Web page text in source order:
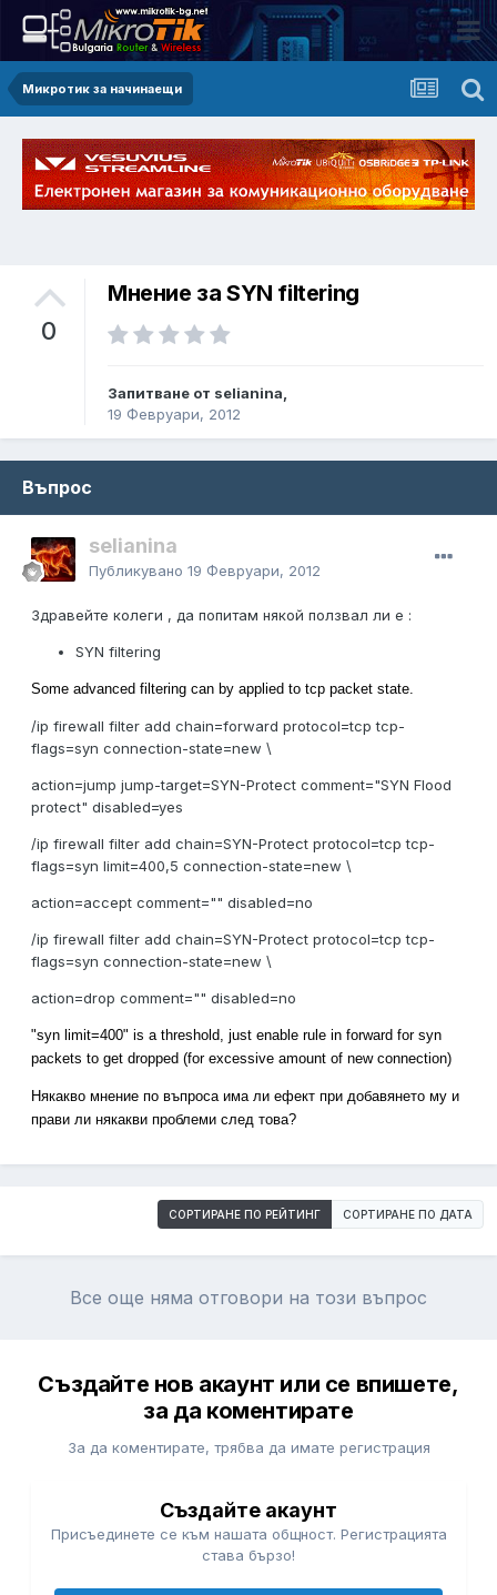
Микротик за начинаещи
0
Мнение за SYN filtering
Запитване от selianina,
19 Февруари, 2012
Въпрос
selianina
Публикувано 19 Февруари, 2012
Здравейте колеги , да попитам някой ползвал ли е :
SYN filtering
Some advanced filtering can by applied to tcp packet state.
/ip firewall filter add chain=forward protocol=tcp tcp-
flags=syn connection-state=new \
action=jump jump-target=SYN-Protect comment="SYN Flood
protect" disabled=yes
/ip firewall filter add chain=SYN-Protect protocol=tcp tcp-
flags=syn limit=400,5 connection-state=new \
action=accept comment="" disabled=no
/ip firewall filter add chain=SYN-Protect protocol=tcp tcp-
flags=syn connection-state=new \
action=drop comment="" disabled=no
"syn limit=400" is a threshold, just enable rule in forward for syn
packets to get dropped (for excessive amount of new connection)
Някакво мнение по въпроса има ли ефект при добавянето му и
прави ли някакви проблеми след това?
СОРТИРАНЕ ПО РЕЙТИНГ СОРТИРАНЕ ПО ДАТА
Все още няма отговори на този въпрос
Създайте нов акаунт или се впишете,
за да коментирате
За да коментирате, трябва да имате регистрация
Създайте акаунт
Присъединете се към нашата общност. Регистрацията
става бързо!